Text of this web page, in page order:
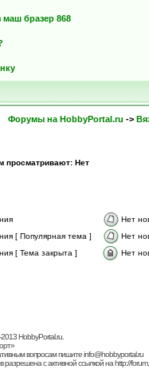
маш бразер 868
Форумы на HobbyPortal.ru ->
просматривают: Нет
Нет
[ Популярная тема ]
Нет
[ Тема закрыта ]
Нет
HobbyPortal.ru
»
вопросам пишитеinfo@hobbyportal.ru
разрешена с активной ссылкой на http://